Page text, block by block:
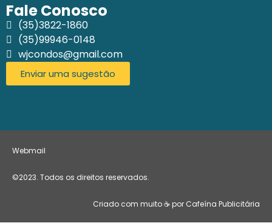
Fale Conosco
(35)3822-1860
(35)99946-0148
wjcondos@gmail.com
Enviar uma sugestão
Webmail
©2023. Todos os direitos reservados.
Criado com muito ☕ por Cafeína Publicitária